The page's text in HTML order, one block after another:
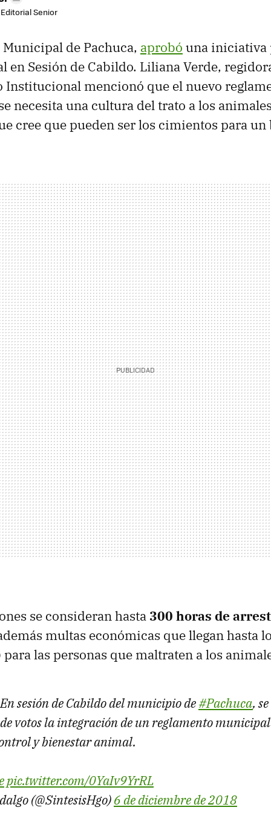
Senior
de Pachuca, aprobó una iniciativa
en Sesión de Cabildo. Liliana Verde,
Institucional mencionó que el nuevo
necesita una cultura del trato a los
cree que pueden ser los cimientos para
se consideran hasta 300 horas de
multas económicas que llegan hasta
las personas que maltraten a los
sesión de Cabildo del municipio de#Pachuca,
votos la integración de un reglamento
y bienestar animal.
pic.twitter.com/0YaIv9YrRL
(@SintesisHgo)6 de diciembre de 2018